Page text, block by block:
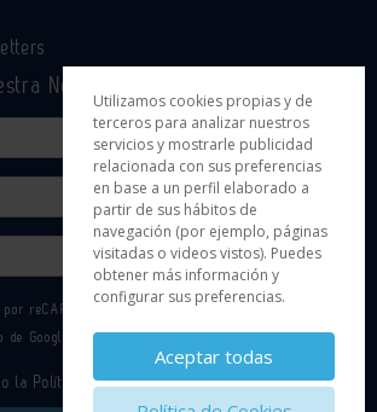
Newsletter
reCAPTCHA y se aplican la
de Google.
la Política de Privacidad
Utilizamos cookies propias y de
terceros para analizar nuestros
servicios y mostrarle publicidad
relacionada con sus preferencias
en base a un perfil elaborado a
partir de sus hábitos de
navegación (por ejemplo, páginas
visitadas o videos vistos). Puedes
obtener más información y
configurar sus preferencias.
Aceptar todas